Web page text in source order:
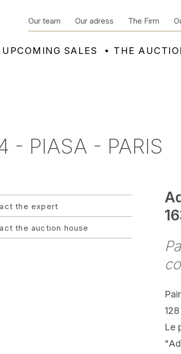
UPCOMING SALES THE
Our team Our adress The Firm
- PIASA - PARIS
the expert
the auction house
Le